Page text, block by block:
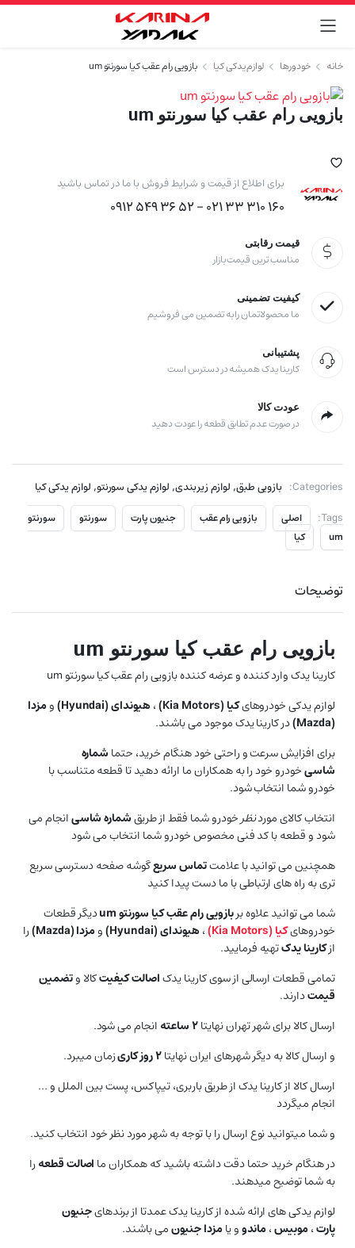
خانه خودورها لوازم یدکی کیا بازویی رام عقب کیا سورنتو um
بازویی رام عقب کیا سورنتو um
برای اطلاع از قیمت و شرایط فروش با ما در تماس باشید
160 310 33 021 - 52 36 549 0912
قیمت رقابتی
مناسب ترین قیمت بازار
کیفیت تضمینی
ما محصولاتمان را به تضمین می فروشیم
پشتیبانی
کارینا یدک همیشه در دسترس است
عودت کالا
در صورت عدم تطابق قطعه را عودت دهید
Categories: بازویی طبق, لوازم زیربندی, لوازم یدکی سورنتو, لوازم یدکی کیا
Tags:
اصلی بازویی رام عقب جنیون پارت سورنتو
سورنتو
um
کیا
توضیحات
بازویی رام عقب کیا سورنتو um
کارینا یدک وارد کننده و عرضه کننده بازویی رام عقب کیا سورنتو um
لوازم یدکی خودروهایکیا (Kia Motors
)،هیوندای (Hyundai
)ومزدا
(
Mazda
)در کارینا یدک موجود می باشند.
برای افزایش سرعت و راحتی خود هنگام خرید، حتما شماره
شاسیخودرو خود را به همکاران ما ارائه دهید تا قطعه متناسب با
خودرو شما انتخاب شود.
انتخاب کالای موردنظرخودرو شما فقط از طریقشماره شاسیانجام می
شود و قطعه با کد فنی مخصوص خودرو شما انتخاب می شود
همچنین می توانید با علامتتماس سریعگوشه صفحه دسترسی سریع
تری به راه های ارتباطی با ما دست پیدا کنید
شما می توانید علاوه بربازویی رام عقب کیا سورنتو um
دیگر قطعات
خودروهایکیا (Kia Motors
)،هیوندای (Hyundai
)ومزدا (Mazda
)را
ازکارینا یدکتهیه فرمایید.
تمامی قطعات ارسالی از سوی کارینا یدکاصالت کیفیتکالا وتضمین
قیمتدارند.
ارسال کالا برای شهر تهران نهایتا۲ ساعته
انجام می شود.
و ارسال کالا به دیگر شهرهای ایران نهایتا۲ روز کاری
زمان میبرد.
ارسال کالا از کارینا یدک از طریق باربری، تیپاکس، پست بین الملل و …
انجام میگردد
و شما میتوانید نوع ارسال را با توجه به شهر مورد نظر خود انتخاب کنید.
در هنگام خرید حتما دقت داشته باشید که همکاران ما اصالت قطعهرا
به شما توضیح میدهند.
لوازم یدکی های ارائه شده از کارینا یدک عمدتا از برندهایجنیون
پارت،موبیس،ماندوو یامزدا جنیونمی باشند.